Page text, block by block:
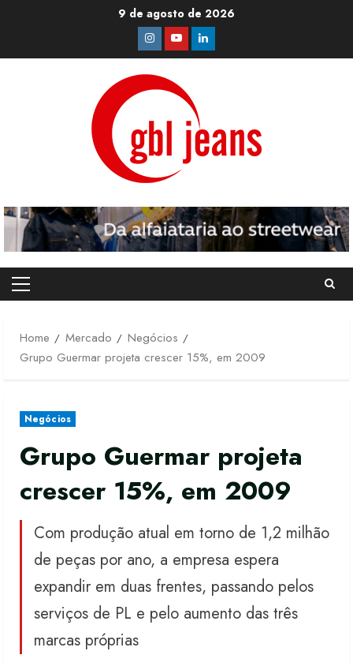
9 de agosto de 2026
Instagram
YoutubeLinkedin
Primary
Home
Mercado
Negócios
Grupo Guermar projeta crescer 15%, em 2009
Negócios
Grupo Guermar projeta
crescer 15%, em 2009
Com produção atual em torno de 1,2 milhão
de peças por ano, a empresa espera
expandir em duas frentes, passando pelos
serviços de PL e pelo aumento das três
marcas próprias